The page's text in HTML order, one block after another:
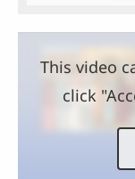
This video
click